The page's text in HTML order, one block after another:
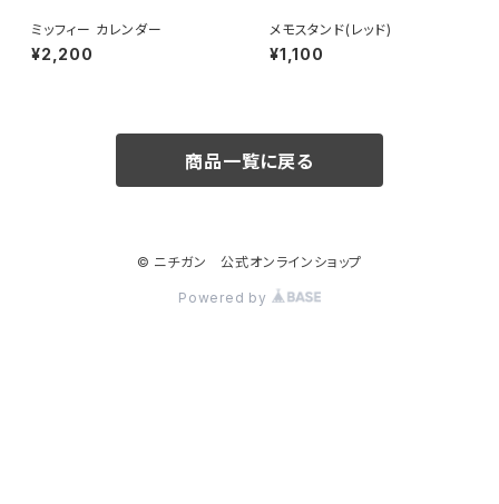
ミッフィー カレンダー
¥2,200
メモスタンド(レッド)
¥1,100
商品一覧に戻る
© ニチガン 公式オンラインショップ
Powered by